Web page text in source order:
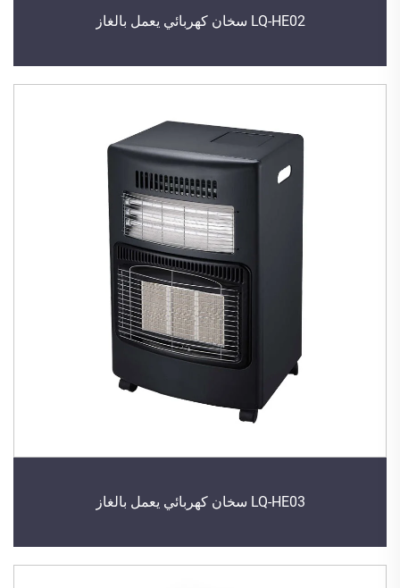
LQ-HE02 سخان كهربائي يعمل بالغاز
LQ-HE03 سخان كهربائي يعمل بالغاز